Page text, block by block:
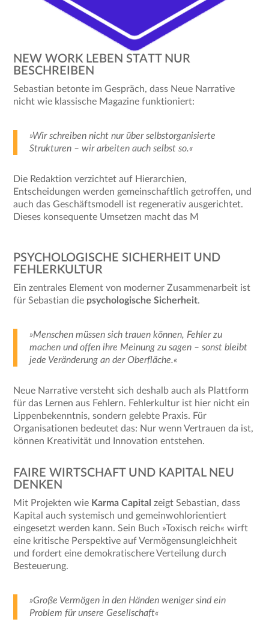
NEW WORK LEBEN STATT NUR
BESCHREIBEN
Sebastian betonte im Gespräch, dass Neue Narrative
nicht wie klassische Magazine funktioniert:
»Wir schreiben nicht nur über selbstorganisierte
Strukturen – wir arbeiten auch selbst so.«
Die Redaktion verzichtet auf Hierarchien,
Entscheidungen werden gemeinschaftlich getroffen, und
auch das Geschäftsmodell ist regenerativ ausgerichtet.
Dieses konsequente Umsetzen macht das M
PSYCHOLOGISCHE SICHERHEIT UND
FEHLERKULTUR
Ein zentrales Element von moderner Zusammenarbeit ist
für Sebastian die psychologische Sicherheit.
»Menschen müssen sich trauen können, Fehler zu
machen und offen ihre Meinung zu sagen – sonst bleibt
jede Veränderung an der Oberfläche.«
Neue Narrative versteht sich deshalb auch als Plattform
für das Lernen aus Fehlern. Fehlerkultur ist hier nicht ein
Lippenbekenntnis, sondern gelebte Praxis. Für
Organisationen bedeutet das: Nur wenn Vertrauen da ist,
können Kreativität und Innovation entstehen.
FAIRE WIRTSCHAFT UND KAPITAL NEU
DENKEN
Mit Projekten wie Karma Capital zeigt Sebastian, dass
Kapital auch systemisch und gemeinwohlorientiert
eingesetzt werden kann. Sein Buch »Toxisch reich« wirft
eine kritische Perspektive auf Vermögensungleichheit
und fordert eine demokratischere Verteilung durch
Besteuerung.
»Große Vermögen in den Händen weniger sind ein
Problem für unsere Gesellschaft«